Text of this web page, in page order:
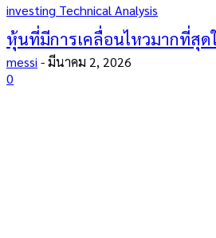
investing Technical Analysis
หุ้นที่มีการเคลื่อนไหวมากที่สุดใ
messi -มีนาคม 2, 2026
0